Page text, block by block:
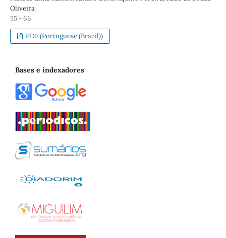
Oliveira
55 - 66
PDF (Portuguese (Brazil))
Bases e indexadores